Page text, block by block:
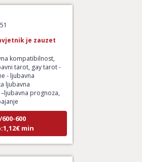
kompatibilnost,
tarot, gay tarot -
- ljubavna
ljubavna
prognoza,
600
min